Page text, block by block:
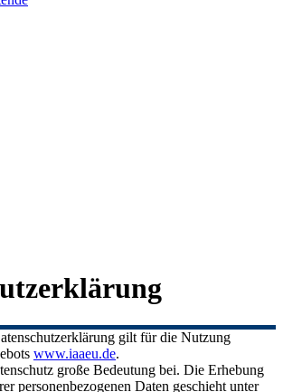
gilt für die Nutzung
www.iaaeu.de.
große Bedeutung bei. Die Erhebung
personenbezogenen Daten geschieht unter